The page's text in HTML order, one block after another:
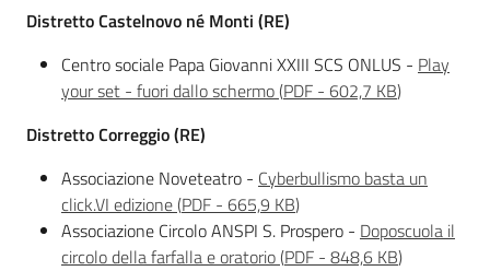
Distretto Castelnovo né Monti (RE)
Centro sociale Papa Giovanni XXIII SCS ONLUS - Play
your set - fuori dallo schermo(PDF - 602,7 KB)
Distretto Correggio (RE)
Associazione Noveteatro - Cyberbullismo basta un
click.VI edizione(PDF - 665,9 KB)
Associazione Circolo ANSPI S. Prospero - Doposcuola il
circolo della farfalla e oratorio(PDF - 848,6 KB)